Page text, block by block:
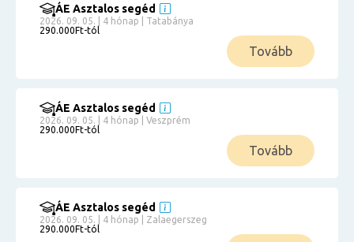
ÁE Asztalos segéd
2026. 09. 05. | 4 hónap | Tatabánya
290.000Ft-tól
Tovább
ÁE Asztalos segéd
2026. 09. 05. | 4 hónap | Veszprém
290.000Ft-tól
Tovább
ÁE Asztalos segéd
2026. 09. 05. | 4 hónap | Zalaegerszeg
290.000Ft-tól